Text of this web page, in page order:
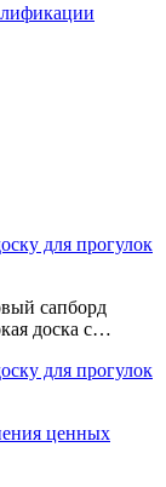
для прогулок
сапборд
доска с…
для прогулок
ценных